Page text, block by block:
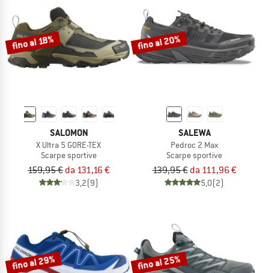
fino al 18%
SALOMON
X Ultra 5 GORE-TEX
Scarpe sportive
159,95 € da 131,16 €
3,2(9)
fino al 20%
SALEWA
Pedroc 2 Max
Scarpe sportive
139,95 € da 111,96 €
5,0(2)
fino al 29% fino al 25%